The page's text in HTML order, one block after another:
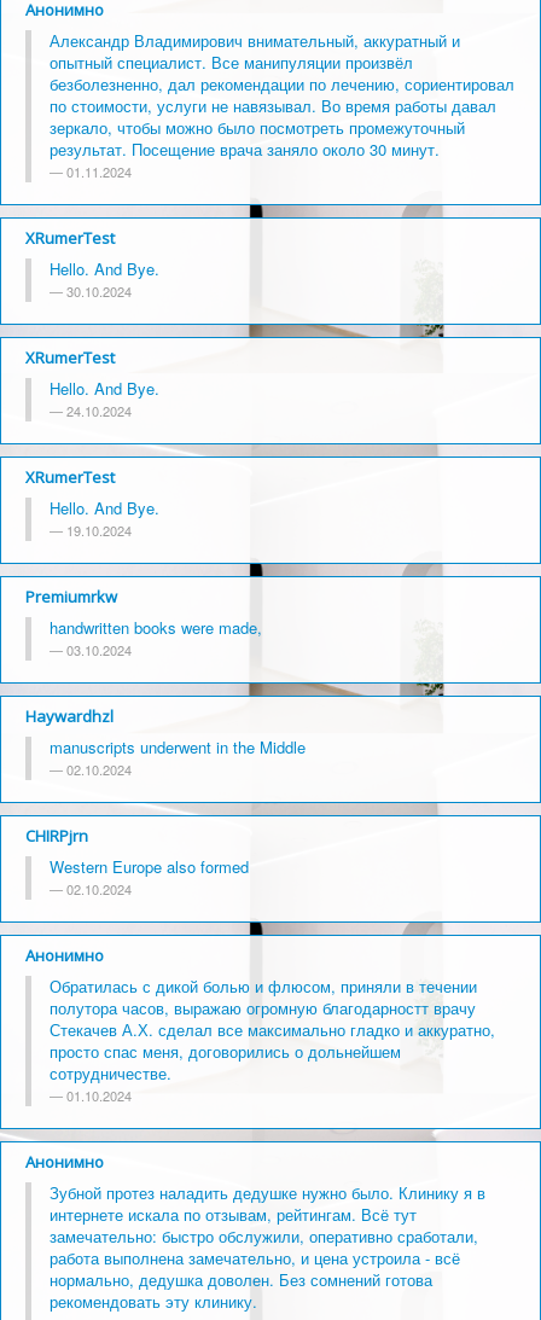
Анонимно
Александр Владимирович внимательный, аккуратный и
опытный специалист. Все манипуляции произвёл
безболезненно, дал рекомендации по лечению, сориентировал
по стоимости, услуги не навязывал. Во время работы давал
зеркало, чтобы можно было посмотреть промежуточный
результат. Посещение врача заняло около 30 минут.
01.11.2024
XRumerTest
Hello. And Bye.
30.10.2024
XRumerTest
Hello. And Bye.
24.10.2024
XRumerTest
Hello. And Bye.
19.10.2024
Premiumrkw
handwritten books were made,
03.10.2024
Haywardhzl
manuscripts underwent in the Middle
02.10.2024
CHIRPjrn
Western Europe also formed
02.10.2024
Анонимно
Обратилась с дикой болью и флюсом, приняли в течении
полутора часов, выражаю огромную благодарностт врачу
Стекачев А.Х. сделал все максимально гладко и аккуратно,
просто спас меня, договорились о дольнейшем
сотрудничестве.
01.10.2024
Анонимно
Зубной протез наладить дедушке нужно было. Клинику я в
интернете искала по отзывам, рейтингам. Всё тут
замечательно: быстро обслужили, оперативно сработали,
работа выполнена замечательно, и цена устроила - всё
нормально, дедушка доволен. Без сомнений готова
рекомендовать эту клинику.